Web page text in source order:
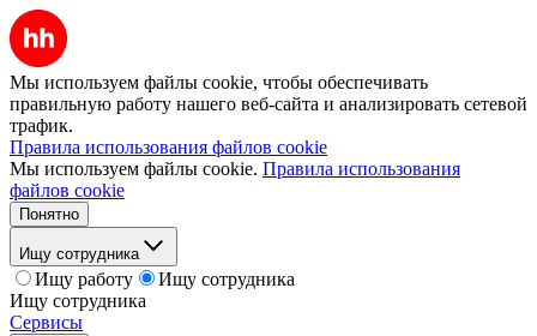
Мы используем файлы cookie, чтобы обеспечивать
правильную работу нашего веб-сайта и анализировать сетевой
трафик.
Правила использования файлов cookie
Мы используем файлы cookie. Правила использования
файлов cookie
Понятно
Ищу сотрудника
Ищу работу
Ищу сотрудника
Ищу сотрудника
Сервисы